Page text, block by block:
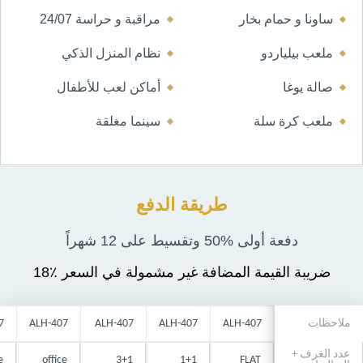
ساونا و حمام بخار مراقبة و حراسة 24/07
ملعب بيلياردو نظام المنزل الذكي
صالة يوغا أماكن لعب للأطفال
ملعب كرة سلة سينما مغلقة
طريقة الدفع
دفعة أولى %50 وتقسيط على 12 شهراً
18٪ ضريبة القيمة المضافة غير مشمولة في السعر
ملاحظات
عدد الغرف +
ALH-407
FLAT
ALH-407
1+1
ALH-407
3+1
ALH-407
office